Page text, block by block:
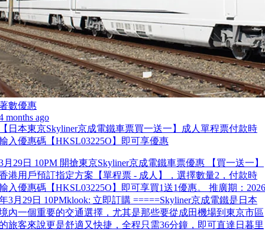
數優惠
months ago
日本東京Skyliner京成電鐵車票買一送一】成人單程票付款時
入優惠碼【HKSL03225O】即可享優惠
月29日 10PM 開搶東京Skyliner京成電鐵車票優惠 【買一送一】
港用戶預訂指定方案【單程票 - 成人】，選擇數量2，付款時
入優惠碼【HKSL03225O】即可享買1送1優惠。 推廣期：2026
3月29日 10PMklook: 立即訂購 =====Skyliner京成電鐵是日本
內一個重要的交通選擇，尤其是那些要從成田機場到東京市區
旅客來說更是舒適又快捷，全程只需36分鐘，即可直達日暮里